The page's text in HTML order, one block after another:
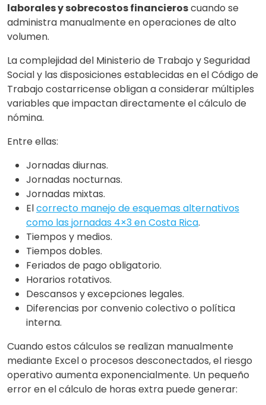
laborales y sobrecostos financieroscuando se
administra manualmente en operaciones de alto
volumen.
La complejidad del Ministerio de Trabajo y Seguridad
Social y las disposiciones establecidas en el Código de
Trabajo costarricense obligan a considerar múltiples
variables que impactan directamente el cálculo de
nómina.
Entre ellas:
Jornadas diurnas.
Jornadas nocturnas.
Jornadas mixtas.
Elcorrecto manejo de esquemas alternativos
como las jornadas 4×3 en Costa Rica.
Tiempos y medios.
Tiempos dobles.
Feriados de pago obligatorio.
Horarios rotativos.
Descansos y excepciones legales.
Diferencias por convenio colectivo o política
interna.
Cuando estos cálculos se realizan manualmente
mediante Excel o procesos desconectados, el riesgo
operativo aumenta exponencialmente. Un pequeño
error en el cálculo de horas extra puede generar: